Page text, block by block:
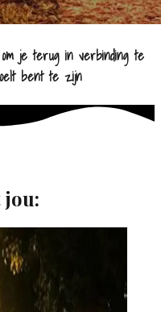
je terug in verbinding te
bent te zijn
jou: